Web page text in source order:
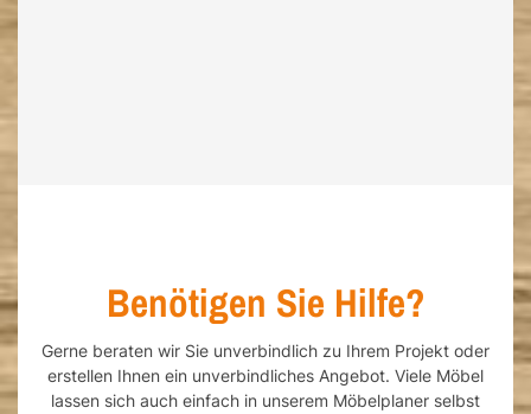
Benötigen Sie Hilfe?
Gerne beraten wir Sie unverbindlich zu Ihrem Projekt oder
erstellen Ihnen ein unverbindliches Angebot. Viele Möbel
lassen sich auch einfach in unserem Möbelplaner selbst